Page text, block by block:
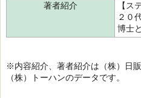
著者紹介
【ス
２０
博士
※内容紹介、著者紹介は（株）日
（株）トーハンのデータです。